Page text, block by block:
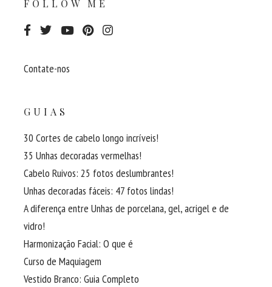
FOLLOW ME
Contate-nos
GUIAS
30 Cortes de cabelo longo incríveis!
35 Unhas decoradas vermelhas!
Cabelo Ruivos: 25 fotos deslumbrantes!
Unhas decoradas fáceis: 47 fotos lindas!
A diferença entre Unhas de porcelana, gel, acrigel e de
vidro!
Harmonização Facial: O que é
Curso de Maquiagem
Vestido Branco: Guia Completo